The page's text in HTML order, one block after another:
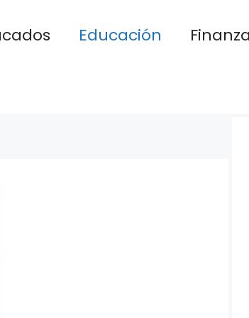
Educación